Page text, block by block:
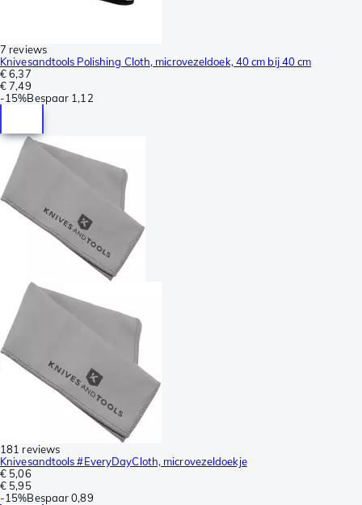
7 reviews
Knivesandtools Polishing Cloth, microvezeldoek, 40 cm bij 40 cm
€ 6,37
€ 7,49
-15%Bespaar 1,12
181 reviews
Knivesandtools #EveryDayCloth, microvezeldoekje
€ 5,06
€ 5,95
-15%Bespaar 0,89